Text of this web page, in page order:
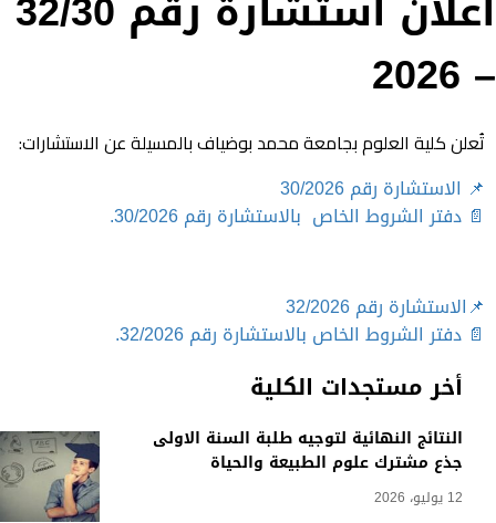
أخر مستجدات الكلية
النتائج النهائية لتوجيه طلبة السنة الاولى
جذع مشترك علوم الطبيعة والحياة
12 يوليو، 2026
– 2026
تُعلن كلية العلوم بجامعة محمد بوضياف بالمسيلة عن الاستشارات:
📌 الاستشارة رقم 30/2026
📄 دفتر الشروط الخاص بالاستشارة رقم 30/2026.
📌الاستشارة رقم 32/2026
📄 دفتر الشروط الخاص بالاستشارة رقم 32/2026.